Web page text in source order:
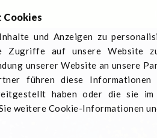
und Anzeigen zu
Zugriffe auf unsere Website
unserer Website an unsere
führen diese
haben oder die sie
weitere Cookie-Informationen
PallSektorenAktuelles